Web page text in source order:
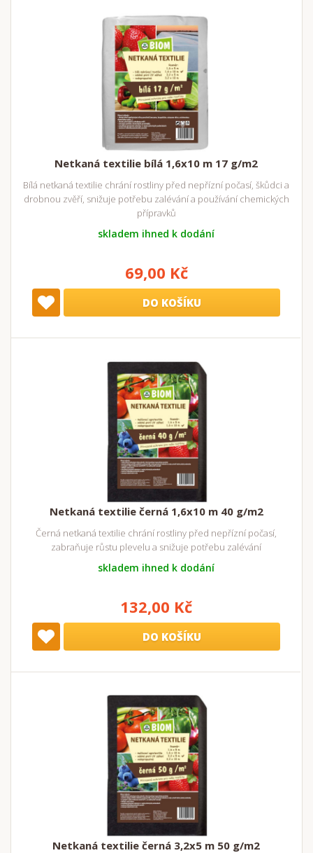
Netkaná textilie bílá 1,6x10 m 17 g/m2
Bílá netkaná textilie chrání rostliny před nepřízní počasí, škůdci a
drobnou zvěří, snižuje potřebu zalévání a používání chemických
přípravků
skladem ihned k dodání
69,00 Kč
DO KOŠÍKU
Netkaná textilie černá 1,6x10 m 40 g/m2
Černá netkaná textilie chrání rostliny před nepřízní počasí,
zabraňuje růstu plevelu a snižuje potřebu zalévání
skladem ihned k dodání
132,00 Kč
DO KOŠÍKU
Netkaná textilie černá 3,2x5 m 50 g/m2